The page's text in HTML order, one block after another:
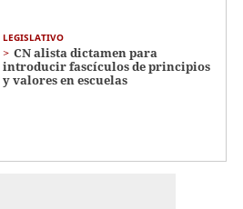
LEGISLATIVO
CN alista dictamen para
introducir fascículos de principios
y valores en escuelas